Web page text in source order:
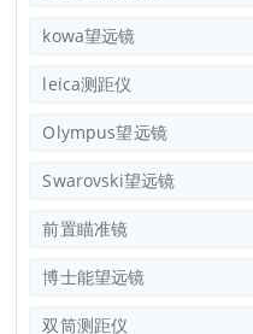
kowa望远镜
leica测距仪
Olympus望远镜
Swarovski望远镜
前置瞄准镜
博士能望远镜
双筒测距仪